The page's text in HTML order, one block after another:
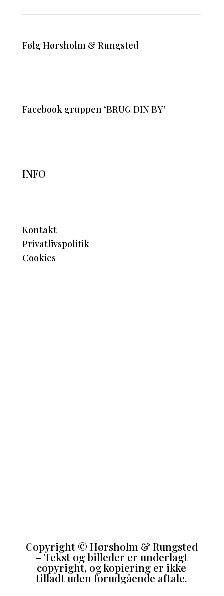
Følg Hørsholm & Rungsted
Facebook gruppen ‘BRUG DIN BY’
INFO
Kontakt
Privatlivspolitik
Cookies
Copyright © Hørsholm & Rungsted
– Tekst og billeder er underlagt
copyright, og kopiering er ikke
tilladt uden forudgående aftale.